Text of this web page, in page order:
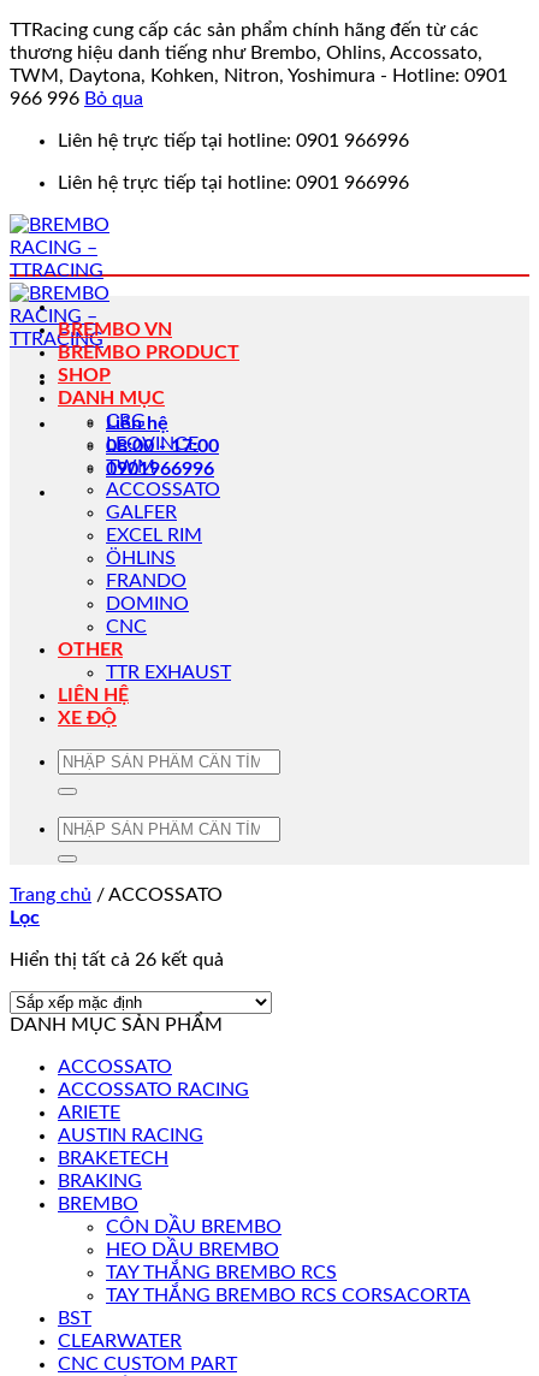
TTRacing cung cấp các sản phẩm chính hãng đến từ các
thương hiệu danh tiếng như Brembo, Ohlins, Accossato,
TWM, Daytona, Kohken, Nitron, Yoshimura - Hotline: 0901
966 996 Bỏ qua
Liên hệ trực tiếp tại hotline: 0901 966996
Liên hệ trực tiếp tại hotline: 0901 966996
Liên hệ
08:00 - 17:00
0901966996
BREMBO VN
BREMBO PRODUCT
SHOP
DANH MỤC
CRG
LEOVINCE
TWM
ACCOSSATO
GALFER
EXCEL RIM
ÖHLINS
FRANDO
DOMINO
CNC
OTHER
TTR EXHAUST
LIÊN HỆ
XE ĐỘ
Tìm
Tìm
Trang chủ /ACCOSSATO
Lọc
Hiển thị tất cả 26 kết quả
DANH MỤC SẢN PHẨM
ACCOSSATO
ACCOSSATO RACING
ARIETE
AUSTIN RACING
BRAKETECH
BRAKING
BREMBO
CÔN DẦU BREMBO
HEO DẦU BREMBO
TAY THẮNG BREMBO RCS
TAY THẮNG BREMBO RCS CORSACORTA
BST
CLEARWATER
CNC CUSTOM PART